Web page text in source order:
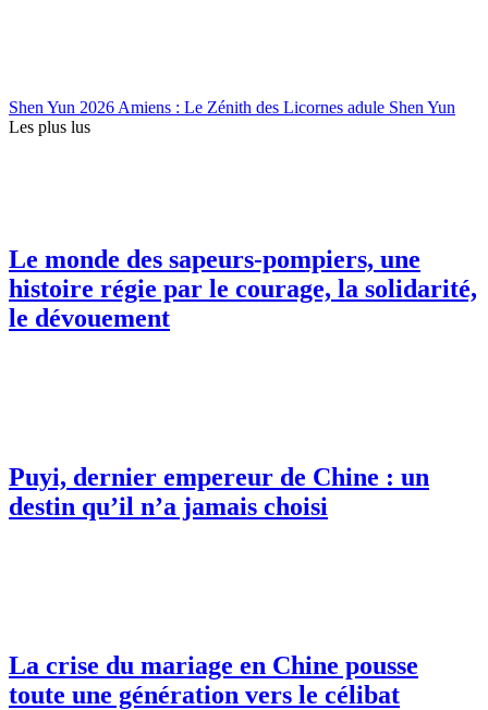
Shen Yun 2026 Amiens : Le Zénith des Licornes adule Shen Yun
Les plus lus
Le monde des sapeurs-pompiers, une
histoire régie par le courage, la solidarité,
le dévouement
Puyi, dernier empereur de Chine : un
destin qu’il n’a jamais choisi
La crise du mariage en Chine pousse
toute une génération vers le célibat